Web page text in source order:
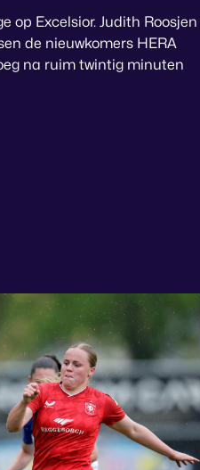
op Excelsior. Judith Roosjen
de nieuwkomers HERA
na ruim twintig minuten